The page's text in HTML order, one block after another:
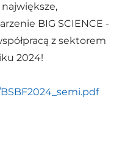
BIG SCIENCE -
z sektorem
2024!